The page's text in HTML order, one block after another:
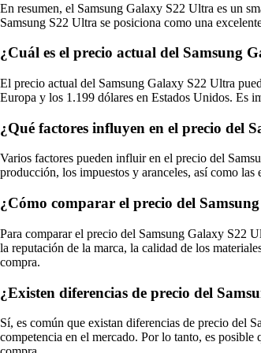
En resumen, el Samsung Galaxy S22 Ultra es un
Samsung S22 Ultra se posiciona como una
¿Cuál es el precio actual del Samsung
El precio actual del Samsung Galaxy S22 Ultra
Europa y los 1.199 dólares en Estados Unidos. Es
¿Qué factores influyen en el precio del
Varios factores pueden influir en el precio del
producción, los impuestos y aranceles, así como
¿Cómo comparar el precio del
Para comparar el precio del Samsung Galaxy S22
la reputación de la marca, la calidad de los
compra.
¿Existen diferencias de precio del
Sí, es común que existan diferencias de precio del
competencia en el mercado. Por lo tanto, es